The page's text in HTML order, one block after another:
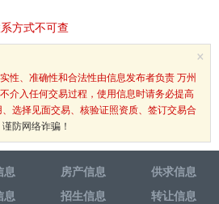
方式不可查
×
性、准确性和合法性由信息发布者负责 万州
介入任何交易过程，使用信息时请务必提高
选择见面交易、核验证照资质、签订交易合
防网络诈骗！
息 房产信息
供求信息
息 招生信息
转让信息